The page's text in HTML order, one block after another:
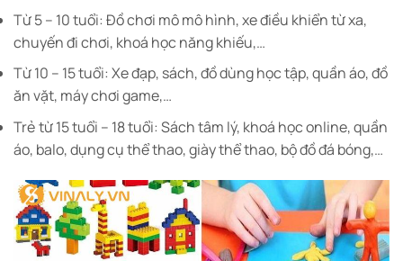
Từ 5 – 10 tuổi: Đồ chơi mô mô hình, xe điều khiển từ xa,
chuyến đi chơi, khoá học năng khiếu,…
Từ 10 – 15 tuổi: Xe đạp, sách, đồ dùng học tập, quần áo, đồ
ăn vặt, máy chơi game,…
Trẻ từ 15 tuổi – 18 tuổi: Sách tâm lý, khoá học online, quần
áo, balo, dụng cụ thể thao, giày thể thao, bộ đồ đá bóng,…